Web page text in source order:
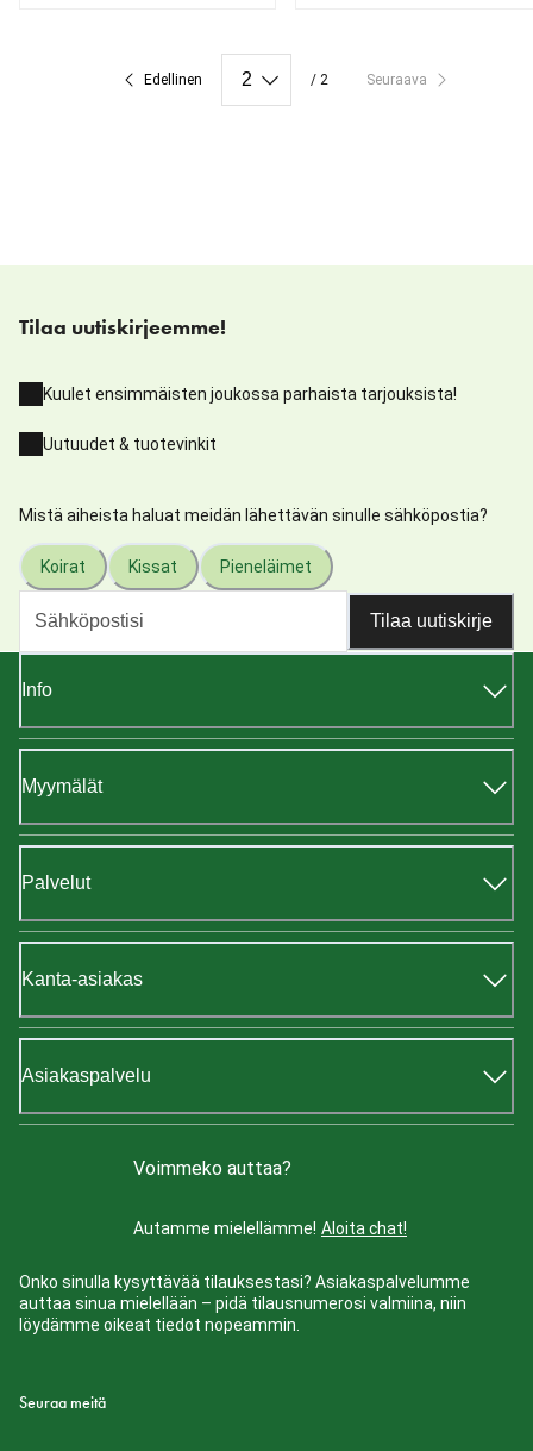
Edellinen / 2 Seuraava
Tilaa uutiskirjeemme!
Kuulet ensimmäisten joukossa parhaista tarjouksista!
Uutuudet & tuotevinkit
Mistä aiheista haluat meidän lähettävän sinulle sähköpostia?
Koirat Kissat Pieneläimet
Tilaa uutiskirje
Info
Myymälät
Palvelut
Kanta-asiakas
Asiakaspalvelu
Voimmeko auttaa?
Autamme mielellämme! Aloita chat!
Onko sinulla kysyttävää tilauksestasi? Asiakaspalvelumme
auttaa sinua mielellään – pidä tilausnumerosi valmiina, niin
löydämme oikeat tiedot nopeammin.
Seuraa meitä